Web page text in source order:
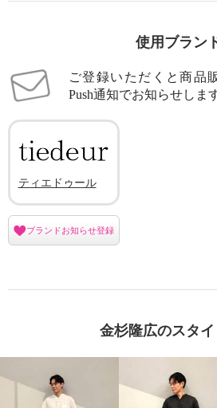
使用ブラン
ご登録いただくと商品
Push通知でお知らせしま
ティエドゥール
ブランドお知らせ登録
金杉隆広のスタ